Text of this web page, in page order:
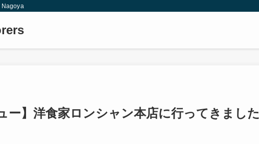
ー】洋食家ロンシャン本店に行ってきました